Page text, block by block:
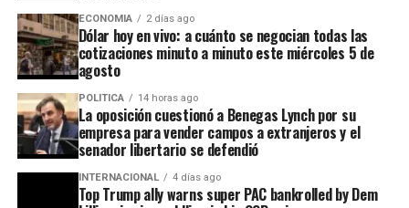
Ford EcoSport S 2020llegó a
Corolla XLI MT 2020es el segundo modelo más caro
del top ten, con$20.545.000, por detrás de la Hilux.
Cierran la lista el Ford Ka 12V S 2020
y elFiat Palio Active 2018, que actualmente se vende
en$12.419.000.
ECONOMIA 2 días ago
Dólar hoy en vivo: a cuánto se negocian todas las
cotizaciones minuto a minuto este miércoles 5 de
agosto
POLITICA 14 horas ago
La oposición cuestionó a Benegas Lynch por su
empresa para vender campos a extranjeros y el
senador libertario se defendió
INTERNACIONAL 4 días ago
Top Trump ally warns super PAC bankrolled by Dem